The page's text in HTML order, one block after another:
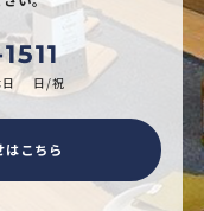
日/祝
はこちら